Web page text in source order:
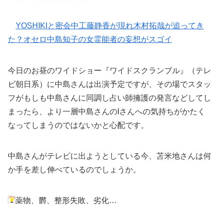
YOSHIKIと密会中工藤静香が現れ木村拓哉が追ってき
た？オセロ中島知子の女霊能者の妄想がスゴイ
今日のお昼のワイドショー『ワイドスクランブル』（テレ
ビ朝日系）に中島さんは出演予定ですが、その場でスタッ
フがもしも中島さんに同調し占い師擁護の発言などしてし
まったら、より一層中島さんのIさんへの気持ちがかたく
なってしまうのではないかと心配です。
中島さんがテレビに出ようとしている今、苫米地さんは何
か手を差し伸べているのでしょうか。
薬物、欝、整形失敗、劣化…